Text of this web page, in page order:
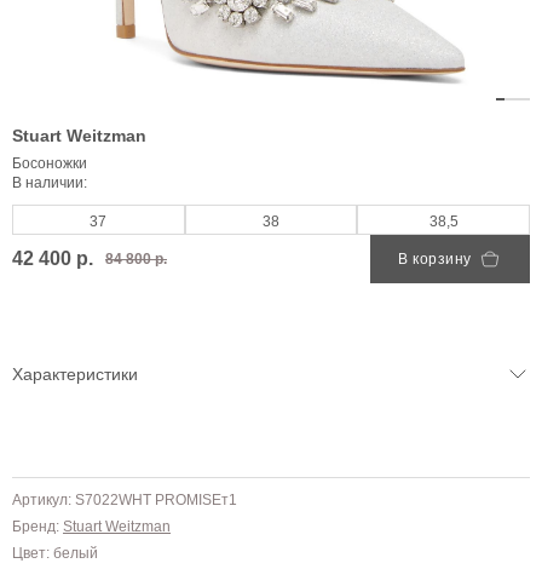
Stuart Weitzman
Босоножки
В наличии:
37 38 38,5
42 400 р. 84 800 р. В корзину
Характеристики
Артикул: S7022WHT PROMISEт1
Бренд: Stuart Weitzman
Цвет: белый